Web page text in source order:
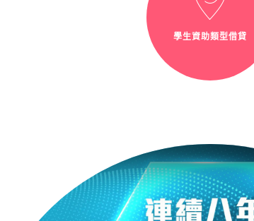
學生資助類型借貸